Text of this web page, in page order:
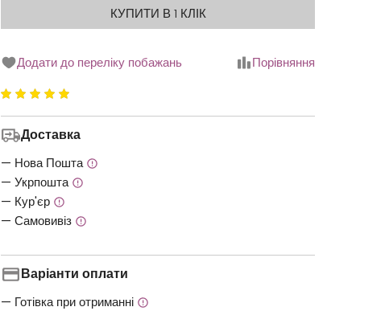
КУПИТИ В 1 КЛІК
Додати до переліку побажань Порівняння
5.00
5
Доставка
— Нова Пошта
— Укрпошта
— Кур'єр
— Самовивіз
Варіанти оплати
— Готівка при отриманні